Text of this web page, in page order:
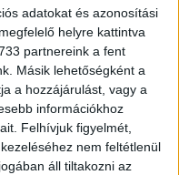
adatokat és azonosítási
helyre kattintva
partnereink a fent
Másik lehetőségként a
a hozzájárulást, vagy a
információkhoz
Felhívjuk figyelmét,
nem feltétlenül
áll tiltakozni az
MEG